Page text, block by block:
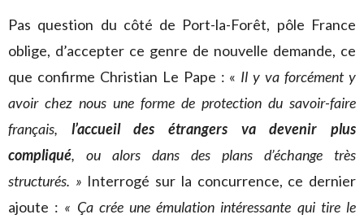
Pas question du côté de Port-la-Forêt, pôle France
oblige, d’accepter ce genre de nouvelle demande, ce
que confirme Christian Le Pape : « Il y va forcément y
avoir chez nous une forme de protection du savoir-faire
français, l’accueil des étrangers va devenir plus
compliqué, ou alors dans des plans d’échange très
structurés. » Interrogé sur la concurrence, ce dernier
ajoute : « Ça crée une émulation intéressante qui tire le